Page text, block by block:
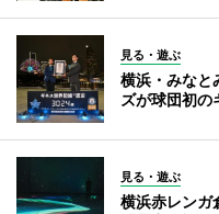
見る・遊ぶ
横浜・みな
ズが球団初の
見る・遊ぶ
横浜赤レンガ